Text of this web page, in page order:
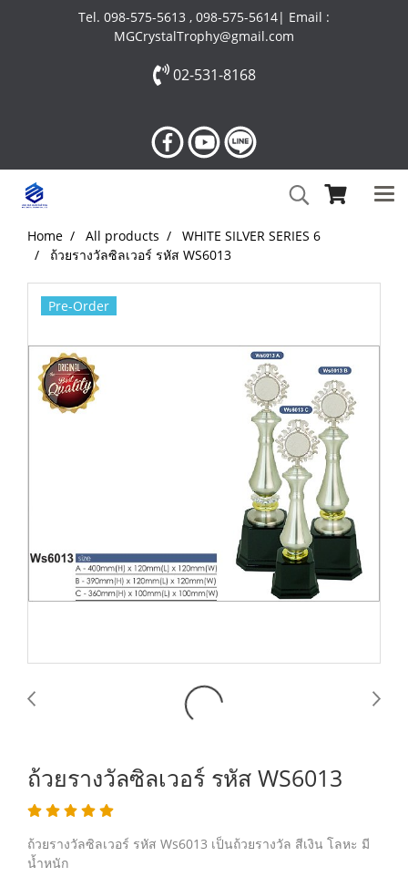
Tel. 098-575-5613 , 098-575-5614| Email :
MGCrystalTrophy@gmail.com
02-531-8168
Home All products
WHITE SILVER SERIES 6
ถ้วยรางวัลซิลเวอร์ รหัส WS6013
Pre-Order
ถ้วยรางวัลซิลเวอร์ รหัส WS6013
ถ้วยรางวัลซิลเวอร์ รหัส Ws6013 เป็นถ้วยรางวัล สีเงิน โลหะ มี
น้ำหนัก